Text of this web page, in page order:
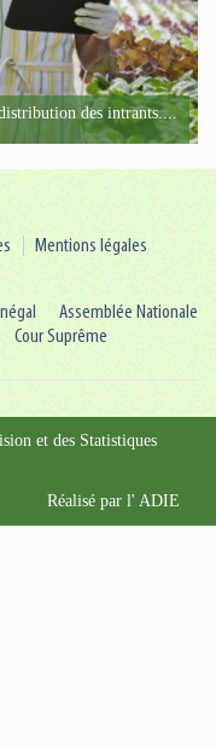
des intrants....
Mentions légales
Assemblée Nationale
Cour Suprême
et des Statistiques
Réalisé par l' ADIE